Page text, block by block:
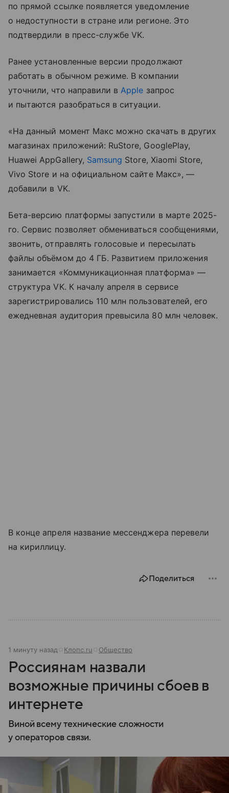
по прямой ссылке появляется уведомление
о недоступности в стране или регионе. Это
подтвердили в пресс-службе VK.
Ранее установленные версии продолжают
работать в обычном режиме. В компании
уточнили, что направили в Apple запрос
и пытаются разобраться в ситуации.
«На данный момент Макс можно скачать в других
магазинах приложений: RuStorе, GooglePlay,
Huawei AppGallery, Samsung Store, Xiaomi Store,
Vivo Store и на официальном сайте Макс», —
добавили в VK.
Бета-версию платформы запустили в марте 2025-
го. Сервис позволяет обмениваться сообщениями,
звонить, отправлять голосовые и пересылать
файлы объёмом до 4 ГБ. Развитием приложения
занимается «Коммуникационная платформа» —
структура VK. К началу апреля в сервисе
зарегистрировались 110 млн пользователей, его
ежедневная аудитория превысила 80 млн человек.
В конце апреля название мессенджера перевели
на кириллицу.
Поделиться
1 минуту назад Клопс.ru Общество
Россиянам назвали
возможные причины сбоев в
интернете
Виной всему технические сложности
у операторов связи.